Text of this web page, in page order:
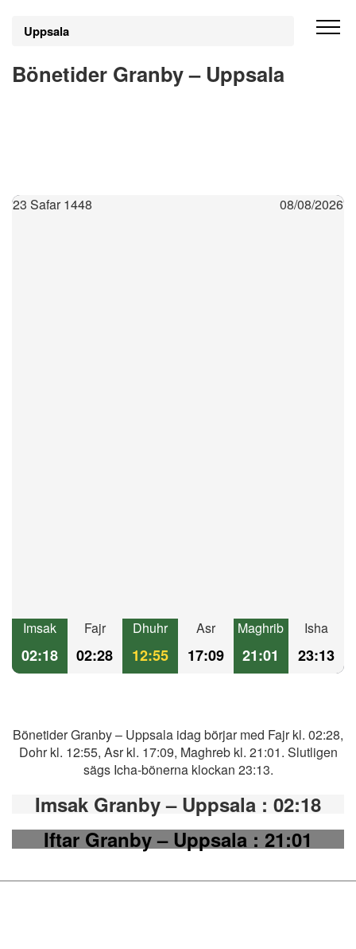
Uppsala
Bönetider Granby – Uppsala
23 Safar 1448 08/08/2026
Imsak
02:18
Fajr
02:28
Dhuhr
12:55
Asr
17:09
Maghrib
21:01
Isha
23:13
Bönetider Granby – Uppsala idag börjar med Fajr kl. 02:28,
Dohr kl. 12:55, Asr kl. 17:09, Maghreb kl. 21:01. Slutligen
sägs Icha-bönerna klockan 23:13.
Imsak Granby – Uppsala : 02:18
Iftar Granby – Uppsala: 21:01